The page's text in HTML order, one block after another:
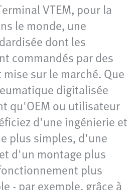
VTEM, pour la
le monde, une
dont les
commandés par des
sur le marché. Que
digitalisée
qu'OEM ou utilisateur
d'une ingénierie et
plus simples, d'une
d'un montage plus
plus
- par exemple, grâce à